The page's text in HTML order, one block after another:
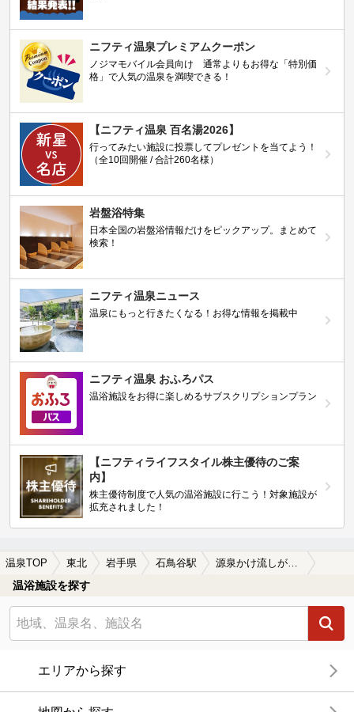
ニフティ温泉プレミアムクーポン
ノジマモバイル会員向け 通常よりもお得な「特別価
格」で人気の温泉を満喫できる！
【ニフティ温泉 百名湯2026】
行ってみたい施設に投票してプレゼントを当てよう！
（全10回開催 / 合計260名様）
岩盤浴特集
日本全国の岩盤浴情報だけをピックアップ。まとめて
検索！
ニフティ温泉ニュース
温泉にもっと行きたくなる！お得な情報を掲載中
ニフティ温泉 おふろパス
温浴施設をお得に楽しめるサブスクリプションプラン
【ニフティライフスタイル株主優待のご案
内】
株主優待制度で人気の温浴施設に行こう！対象施設が
拡充されました！
温泉TOP 東北 岩手県 石鳥谷駅
温浴施設を探す
エリアから探す